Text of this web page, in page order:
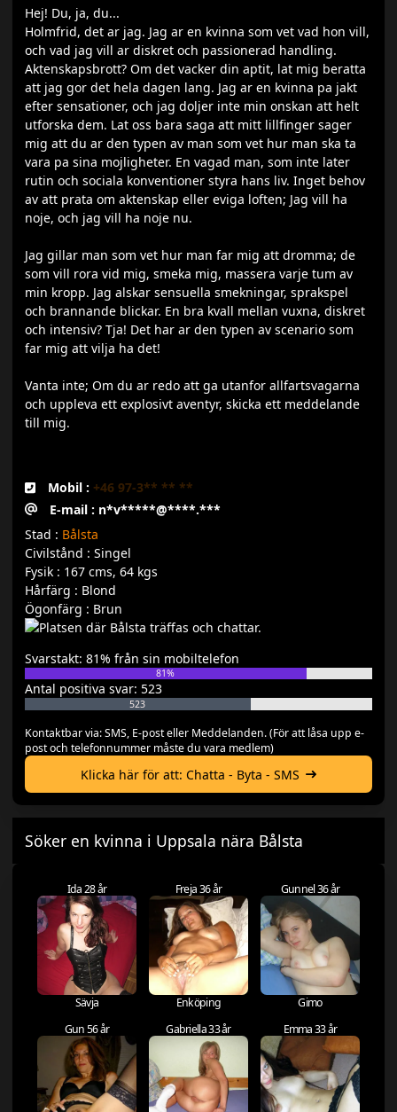
Hej! Du, ja, du...
Holmfrid, det ar jag. Jag ar en kvinna som vet vad hon vill,
och vad jag vill ar diskret och passionerad handling.
Aktenskapsbrott? Om det vacker din aptit, lat mig beratta
att jag gor det hela dagen lang. Jag ar en kvinna pa jakt
efter sensationer, och jag doljer inte min onskan att helt
utforska dem. Lat oss bara saga att mitt lillfinger sager
mig att du ar den typen av man som vet hur man ska ta
vara pa sina mojligheter. En vagad man, som inte later
rutin och sociala konventioner styra hans liv. Inget behov
av att prata om aktenskap eller eviga loften; Jag vill ha
noje, och jag vill ha noje nu.
Jag gillar man som vet hur man far mig att dromma; de
som vill rora vid mig, smeka mig, massera varje tum av
min kropp. Jag alskar sensuella smekningar, sprakspel
och brannande blickar. En bra kvall mellan vuxna, diskret
och intensiv? Tja! Det har ar den typen av scenario som
far mig att vilja ha det!
Vanta inte; Om du ar redo att ga utanfor allfartsvagarna
och uppleva ett explosivt aventyr, skicka ett meddelande
till mig.
Mobil : +46 97-3** ** **
E-mail : n*v*****@****.***
Stad : Bålsta
Civilstånd : Singel
Fysik : 167 cms, 64 kgs
Hårfärg : Blond
Ögonfärg : Brun
Svarstakt: 81% från sin mobiltelefon
81%
Antal positiva svar: 523
523
Kontaktbar via: SMS, E-post eller Meddelanden. (För att låsa upp e-
post och telefonnummer måste du vara medlem)
Klicka här för att: Chatta - Byta - SMS
Söker en kvinna i Uppsala nära Bålsta
Ida 28 år
Sävja
Freja 36 år
Enköping
Gunnel 36 år
Gimo
Gun 56 år
Gabriella 33 år Emma 33 år